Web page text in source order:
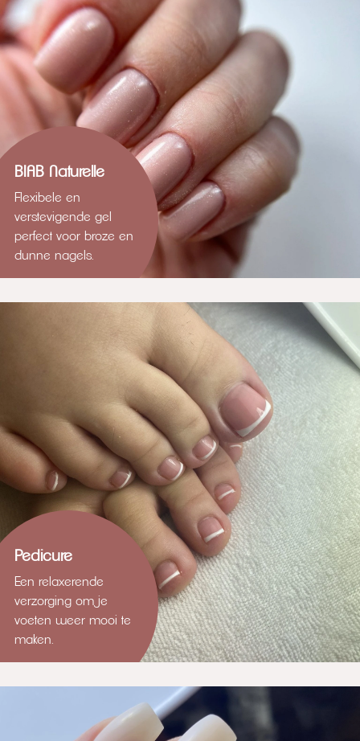
BIAB Naturelle
Flexibele en
verstevigende gel
perfect voor broze en
dunne nagels.
Pedicure
Een relaxerende
verzorging om je
voeten weer mooi te
maken.